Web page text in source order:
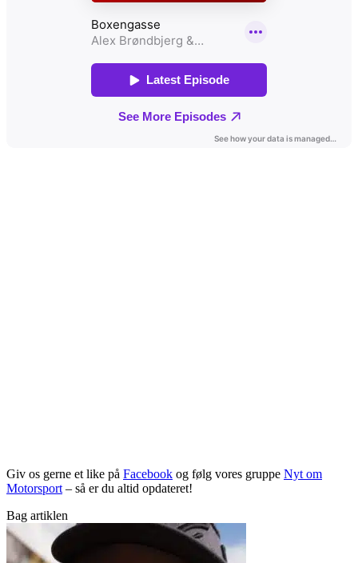
Giv os gerne et like på Facebook og følg vores gruppe Nyt om
Motorsport – så er du altid opdateret!
Bag artiklen